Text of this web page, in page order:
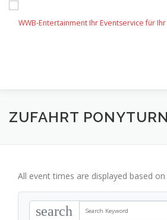
springen
START SERVICES EVENTS
ZUFAHRT
All event times are displayed based
search